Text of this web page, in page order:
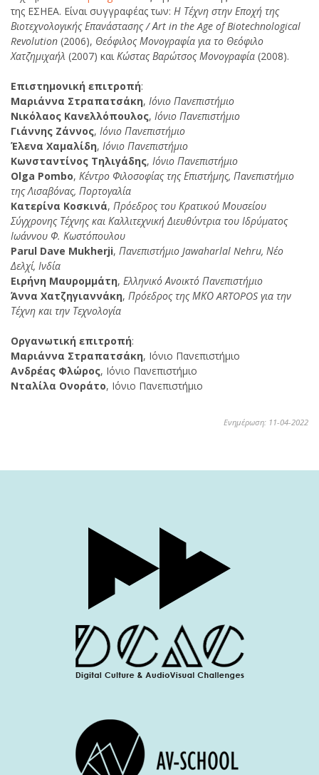
της ΕΣΗΕΑ. Είναι συγγραφέας των: Η Τέχνη στην Εποχή της
Βιοτεχνολογικής Επανάστασης / Αrt in the Age of Biotechnological
Revolution (2006), Θεόφιλος Μονογραφία για το Θεόφιλο
Χατζημιχαήλ (2007) καιΚώστας Βαρώτσος Μονογραφία (2008).
Επιστημονική επιτροπή:
Μαριάννα Στραπατσάκη, Ιόνιο Πανεπιστήμιο
Νικόλαος Κανελλόπουλος, Ιόνιο Πανεπιστήμιο
Γιάννης Ζάννος, Ιόνιο Πανεπιστήμιο
Έλενα Χαμαλίδη, Ιόνιο Πανεπιστήμιο
Κωνσταντίνος Τηλιγάδης, Ιόνιο Πανεπιστήμιο
Olga Pombo, Κέντρο Φιλοσοφίας της Επιστήμης, Πανεπιστήμιο
της Λισαβόνας, Πορτογαλία
Κατερίνα Κοσκινά, Πρόεδρος του Κρατικού Μουσείου
Σύγχρονης Τέχνης και Καλλιτεχνική Διευθύντρια του Ιδρύματος
Ιωάννου Φ. Κωστόπουλου
Parul Dave Mukherji, Πανεπιστήμιο Jawaharlal Nehru, Νέο
Δελχί, Ινδία
Ειρήνη Μαυρομμάτη, Ελληνικό Ανοικτό Πανεπιστήμιο
Άννα Χατζηγιαννάκη, Πρόεδρος της ΜΚΟ ARTOPOS για την
Τέχνη και την Τεχνολογία
Οργανωτική επιτροπή:
Μαριάννα Στραπατσάκη, Ιόνιο Πανεπιστήμιο
Ανδρέας Φλώρος, Ιόνιο Πανεπιστήμιο
Νταλίλα Ονοράτο, Ιόνιο Πανεπιστήμιο
Ενημέρωση: 11-04-2022